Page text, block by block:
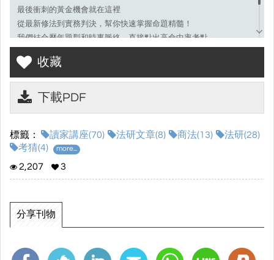
最後衝刺的黃金機會就在這裡
從最新修法到實務判決，幫你快速掌握命題精髓！
我們結合歷年題型和時事脈絡，直接點出高命中率考點，
讓我們一起搶下高分，贏在商法考試的起跑線
收藏
下載PDF
標籤： 讀家講座(70) 法研文章(8) 商法(13)
法研(28)
考猜(4)
more...
2,207 3
分享刊物